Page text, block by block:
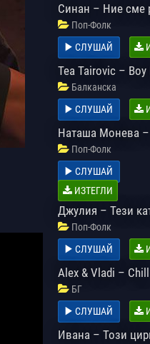
Синан – Ние сме
Поп-Фолк
СЛУШАЙ
Tea Tairovic – Boy
Балканска
СЛУШАЙ
Наташа Монева
Поп-Фолк
СЛУШАЙ
ИЗТЕГЛИ
Джулия – Тези
Поп-Фолк
СЛУШАЙ
Alex & Vladi – Chill
БГ
СЛУШАЙ
Ивана – Този